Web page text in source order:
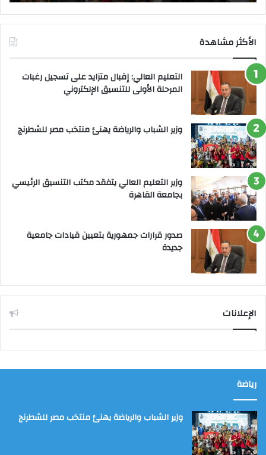
الأكثر مشاهدة
التعليم العالي: إقبال متزايد على تسجيل رغبات
المرحلة الأولى للتنسيق الإلكتروني
وزير الشباب والرياضة يهنئ منتخب مصر للشطرنج
وزير التعليم العالي يتفقد مكتب التنسيق الرئيسي
بجامعة القاهرة
صدور قرارات جمهورية بتعيين قيادات جامعية
جديدة
الإعلانات
رياضة
وزير الشباب والرياضة يهنئ منتخب مصر للشطرنج